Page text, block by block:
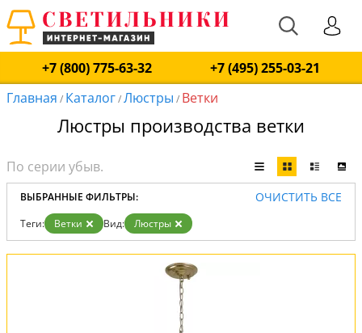
+7 (800) 775-63-32
+7 (495) 255-03-21
Главная / Каталог/Люстры / Ветки
Люстры производства ветки
ВЫБРАННЫЕ ФИЛЬТРЫ: ОЧИСТИТЬ ВСЕ
Теги: Ветки Вид: Люстры